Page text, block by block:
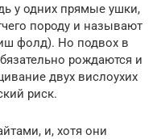
у одних прямые ушки,
породу и называют
фолд). Но подвох в
рождаются и
двух вислоухих
риск.
и, хотя они